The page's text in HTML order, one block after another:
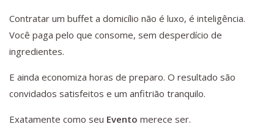
Contratar um buffet a domicílio não é luxo, é inteligência.
Você paga pelo que consome, sem desperdício de
ingredientes.
E ainda economiza horas de preparo. O resultado são
convidados satisfeitos e um anfitrião tranquilo.
Exatamente como seu Evento merece ser.